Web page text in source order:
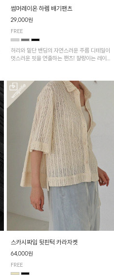
썸머레이온 하렘 배기팬츠
29,000원
FREE
허리와 밑단 밴딩의 자연스러운 주름 디테일이
멋스러운 핏을 연출하는 팬츠! 찰랑이는 레이
기기 좋은 아이템입니다~
스카시짜임 뒷핀턱 카라자켓
64,000원
FREE